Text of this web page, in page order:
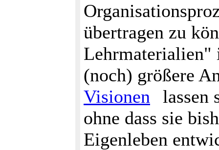
übertragen zu
Lehrmaterialien"
(noch) größere
Visionen
lassen
ohne dass sie
Eigenleben